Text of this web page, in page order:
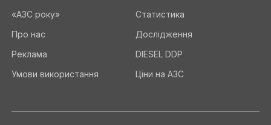
«АЗС року»
Про нас
Реклама
Умови використання
Статистика
Дослідження
DIESEL DDP
Ціни на АЗС